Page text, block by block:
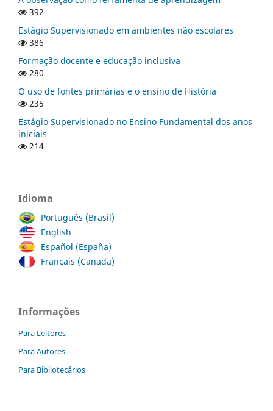
392
Estágio Supervisionado em ambientes não escolares
386
Formação docente e educação inclusiva
280
O uso de fontes primárias e o ensino de História
235
Estágio Supervisionado no Ensino Fundamental dos anos
iniciais
214
Idioma
Português (Brasil)
English
Español (España)
Français (Canada)
Informações
Para Leitores
Para Autores
Para Bibliotecários